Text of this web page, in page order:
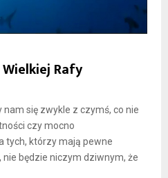
Rafy
się zwykle z czymś, co nie
czy mocno
tych, którzy mają pewne
będzie niczym dziwnym, że